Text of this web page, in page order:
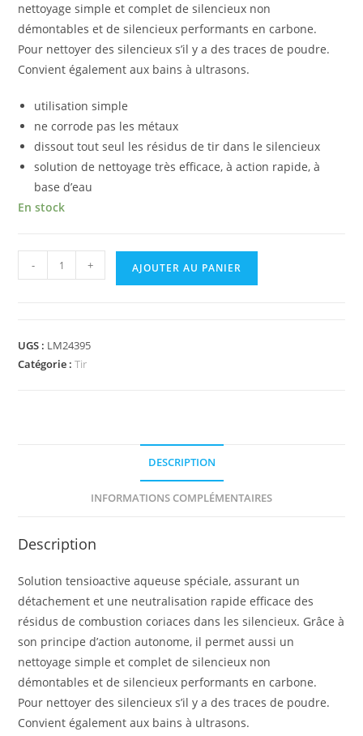
nettoyage simple et complet de silencieux non
démontables et de silencieux performants en carbone.
Pour nettoyer des silencieux s’il y a des traces de poudre.
Convient également aux bains à ultrasons.
utilisation simple
ne corrode pas les métaux
dissout tout seul les résidus de tir dans le silencieux
solution de nettoyage très efficace, à action rapide, à
base d’eau
En stock
- + AJOUTER AU PANIER
UGS : LM24395
Catégorie :Tir
DESCRIPTION
INFORMATIONS COMPLÉMENTAIRES
Description
Solution tensioactive aqueuse spéciale, assurant un
détachement et une neutralisation rapide efficace des
résidus de combustion coriaces dans les silencieux. Grâce à
son principe d’action autonome, il permet aussi un
nettoyage simple et complet de silencieux non
démontables et de silencieux performants en carbone.
Pour nettoyer des silencieux s’il y a des traces de poudre.
Convient également aux bains à ultrasons.